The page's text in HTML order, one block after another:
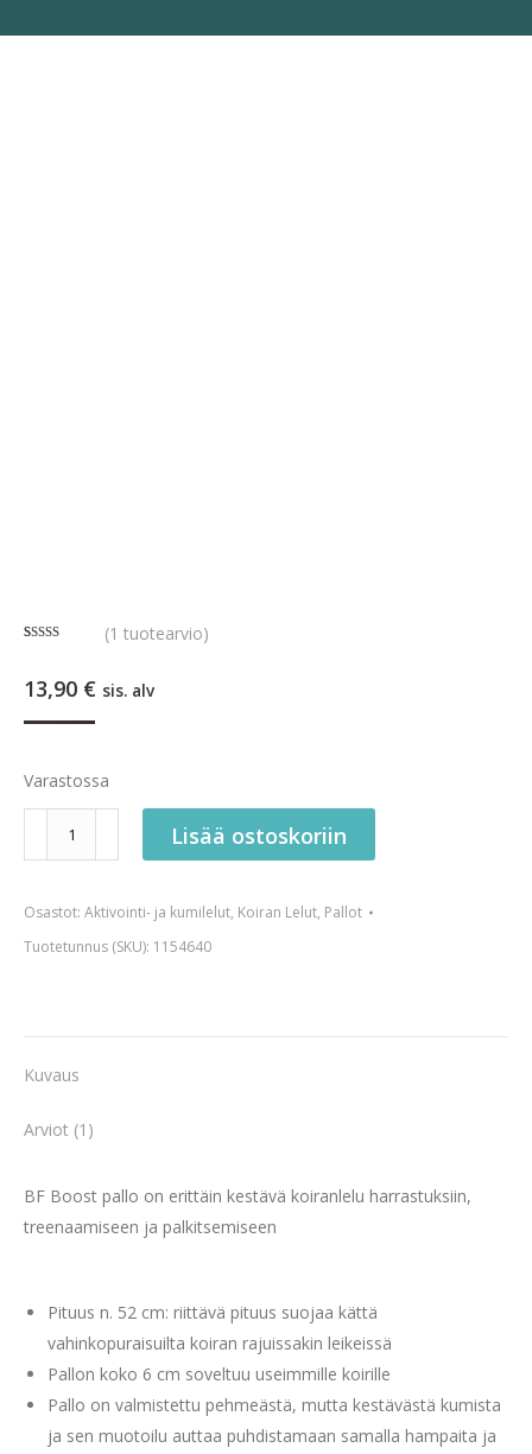
13,90 € sis. alv
perustuen
asiakkaan
(1 tuotearvio)
Varastossa
määrä
Lisää ostoskoriin
Osastot: Aktivointi- ja kumilelut, Koiran Lelut, Pallot
Tuotetunnus (SKU): 1154640
Kuvaus
Arviot (1)
BF Boost pallo on erittäin kestävä koiranlelu harrastuksiin,
treenaamiseen ja palkitsemiseen
Pituus n. 52 cm: riittävä pituus suojaa kättä
vahinkopuraisuilta koiran rajuissakin leikeissä
Pallon koko 6 cm soveltuu useimmille koirille
Pallo on valmistettu pehmeästä, mutta kestävästä kumista
ja sen muotoilu auttaa puhdistamaan samalla hampaita ja